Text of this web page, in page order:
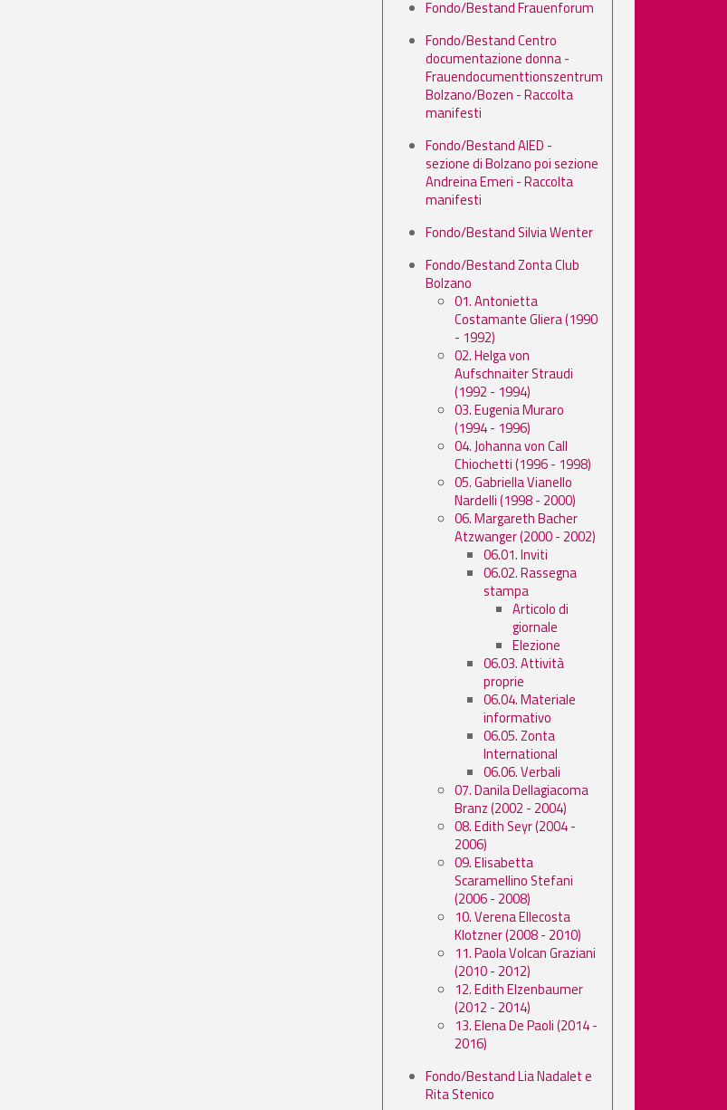
Fondo/Bestand Frauenforum
Fondo/Bestand Centro
documentazione donna -
Frauendocumenttionszentrum
Bolzano/Bozen - Raccolta
manifesti
Fondo/Bestand AIED -
sezione di Bolzano poi sezione
Andreina Emeri - Raccolta
manifesti
Fondo/Bestand Silvia Wenter
Fondo/Bestand Zonta Club
Bolzano
01. Antonietta
Costamante Gliera (1990
- 1992)
02. Helga von
Aufschnaiter Straudi
(1992 - 1994)
03. Eugenia Muraro
(1994 - 1996)
04. Johanna von Call
Chiochetti (1996 - 1998)
05. Gabriella Vianello
Nardelli (1998 - 2000)
06. Margareth Bacher
Atzwanger (2000 - 2002)
06.01. Inviti
06.02. Rassegna
stampa
Articolo di
giornale
Elezione
06.03. Attività
proprie
06.04. Materiale
informativo
06.05. Zonta
International
06.06. Verbali
07. Danila Dellagiacoma
Branz (2002 - 2004)
08. Edith Seyr (2004 -
2006)
09. Elisabetta
Scaramellino Stefani
(2006 - 2008)
10. Verena Ellecosta
Klotzner (2008 - 2010)
11. Paola Volcan Graziani
(2010 - 2012)
12. Edith Elzenbaumer
(2012 - 2014)
13. Elena De Paoli (2014 -
2016)
Fondo/Bestand Lia Nadalet e
Rita Stenico